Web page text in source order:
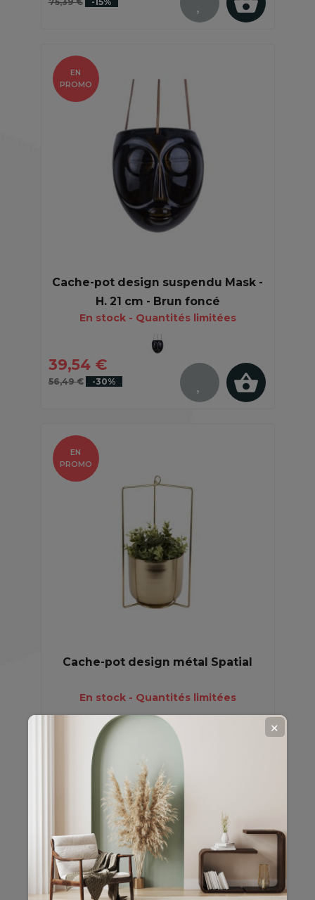
Cache-pot design suspendu Mask -
H. 21 cm - Brun foncé
En stock - Quantités limitées
39,54 €
56,49 € -30%
EN
PROMO
Cache-pot design métal Spatial
En stock - Quantités limitées
32,19 €
-30%
EN
PROMO
PROMO
✕